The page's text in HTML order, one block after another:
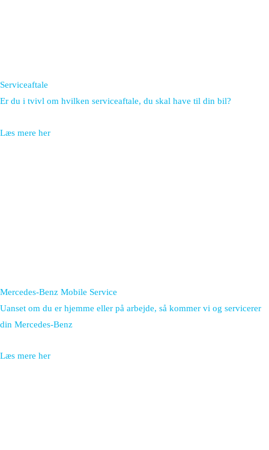
Serviceaftale
Er du i tvivl om hvilken serviceaftale, du skal have til din bil?
Læs mere her
Mercedes-Benz Mobile Service
Uanset om du er hjemme eller på arbejde, så kommer vi og servicerer
din Mercedes-Benz
Læs mere her